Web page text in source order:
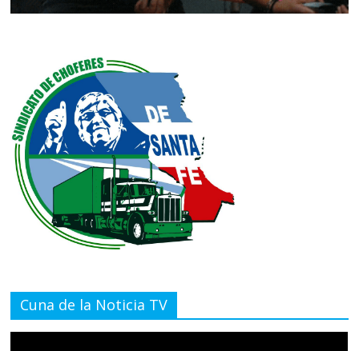
Cuna de la Noticia TV